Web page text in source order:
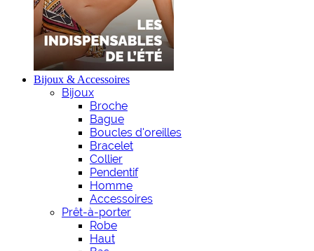
Bijoux & Accessoires
Bijoux
Broche
Bague
Boucles d'oreilles
Bracelet
Collier
Pendentif
Homme
Accessoires
Prêt-à-porter
Robe
Haut